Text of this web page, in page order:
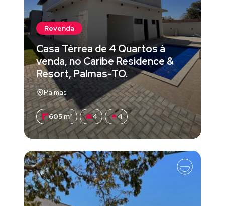
Revenda
Casa Térrea de 4 Quartos à
venda, no Caribe Residence &
Resort, Palmas-TO.
Palmas
605 m² 4 4